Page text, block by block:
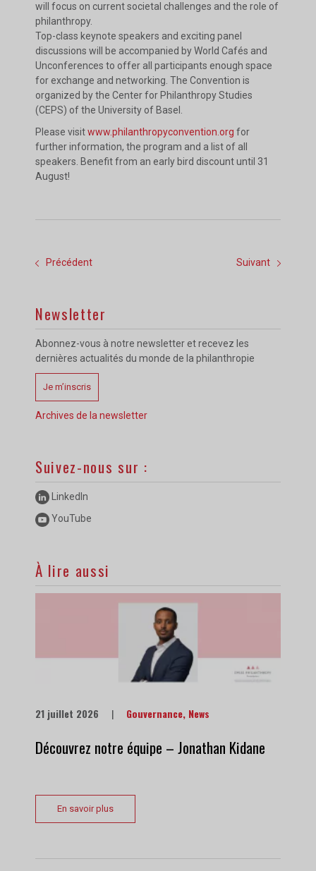
will focus on current societal challenges and the role of
philanthropy.
Top-class keynote speakers and exciting panel
discussions will be accompanied by World Cafés and
Unconferences to offer all participants enough space
for exchange and networking. The Convention is
organized by the Center for Philanthropy Studies
(CEPS) of the University of Basel.
Please visitwww.philanthropyconvention.org for
further information, the program and a list of all
speakers. Benefit from an early bird discount until 31
August!
Précédent Suivant
Newsletter
Abonnez-vous à notre newsletter et recevez les
dernières actualités du monde de la philanthropie
Je m’inscris
Archives de la newsletter
Suivez-nous sur :
LinkedIn
YouTube
À lire aussi
21 juillet 2026 | Gouvernance, News
Découvrez notre équipe – Jonathan Kidane
En savoir plus